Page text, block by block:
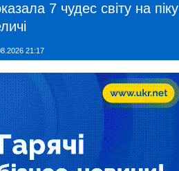
7 чудес світу на піку
21:17